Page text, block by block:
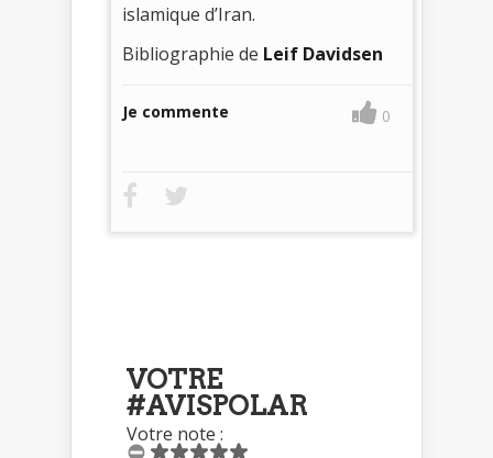
islamique d’Iran.
Bibliographie de Leif Davidsen
Je commente 0
VOTRE
#AVISPOLAR
Votre note :